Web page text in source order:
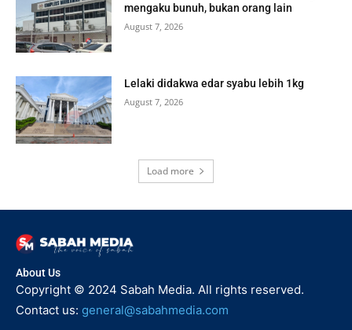
mengaku bunuh, bukan orang lain
August 7, 2026
Lelaki didakwa edar syabu lebih 1kg
August 7, 2026
Load more
About Us
Copyright © 2024 Sabah Media. All rights reserved.
Contact us: general@sabahmedia.com